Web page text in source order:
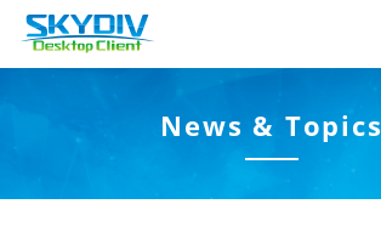
News & Topics